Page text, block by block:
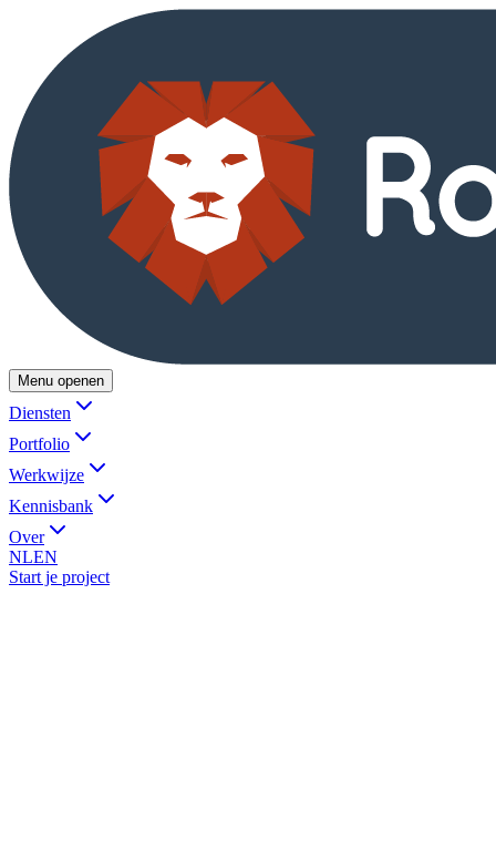
Menu openen
Diensten
Portfolio
Werkwijze
Kennisbank
Over
NLEN
Start je project